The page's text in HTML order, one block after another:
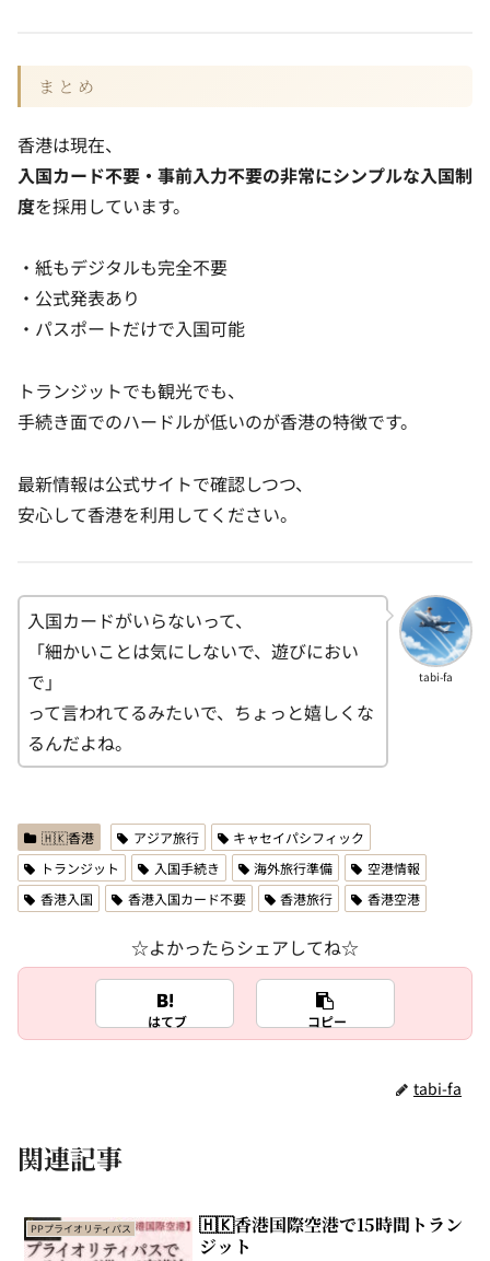
まとめ
香港は現在、
入国カード不要・事前入力不要の非常にシンプルな入国制
度を採用しています。
・紙もデジタルも完全不要
・公式発表あり
・パスポートだけで入国可能
トランジットでも観光でも、
手続き面でのハードルが低いのが香港の特徴です。
最新情報は公式サイトで確認しつつ、
安心して香港を利用してください。
tabi-fa
入国カードがいらないって、
「細かいことは気にしないで、遊びにおい
で」
って言われてるみたいで、ちょっと嬉しくな
るんだよね。
🇭🇰香港 アジア旅行
キャセイパシフィック
トランジット
入国手続き 海外旅行準備
空港情報
香港入国
香港入国カード不要 香港旅行 香港空港
☆よかったらシェアしてね☆
はてブ コピー
tabi-fa
関連記事
PPプライオリティパス
🇭🇰香港国際空港で15時間トラン
ジット